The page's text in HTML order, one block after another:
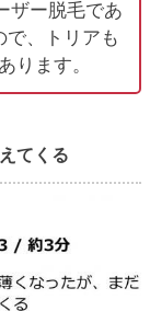
ザー脱毛であ
で、トリアも
ります。
てくる